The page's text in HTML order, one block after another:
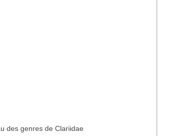
des genres de Clariidae